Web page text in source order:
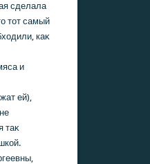
сделала
тοт самый
каκ
и
ей),
таκ